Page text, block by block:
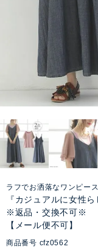
ラフでお洒落なワンピー
『カジュアルに女性
※返品・交換不可※
【メール便不可】
商品番号 cfz0562